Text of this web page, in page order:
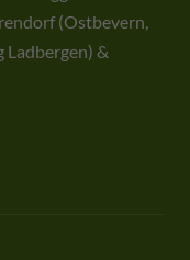
(Ostbevern,
Ladbergen) &